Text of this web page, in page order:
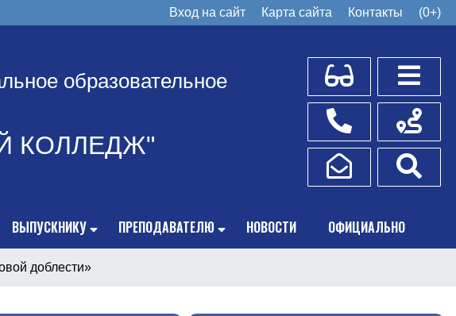
Вход на сайт Карта сайта Контакты (0+)
образовательное
КОЛЛЕДЖ"
Для слабовидящих
Телефоны
Написать обращение
Схема
ВЫПУСКНИКУ ПРЕПОДАВАТЕЛЮ НОВОСТИ ОФИЦИАЛЬНО
доблести»